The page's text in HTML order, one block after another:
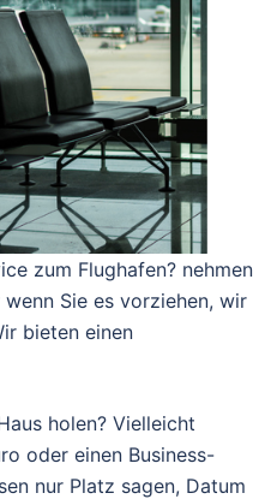
zum Flughafen? nehmen
Sie es vorziehen, wir
bieten einen
holen? Vielleicht
oder einen Business-
nur Platz sagen, Datum